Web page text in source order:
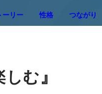
ーリー 性格 つながり
しむ』